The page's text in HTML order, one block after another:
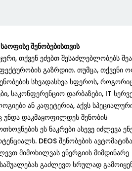
შენობებისთვის
თქვენ ეძებთ შესაძლებლობებს
გაზრდით. თუმცა, თქვენი
სხვადასხვა სფეროს,
საკონფერენციო დარბაზები, IT
ან კაფეტერია, აქვს
დაკმაყოფილდეს შენობის
ეს ნაკრები ასევე იძლევა
DEOS შენობების
მიმოხილვას ენერგიის მიმდინარე
საშუალებას გაძლევთ სრულად